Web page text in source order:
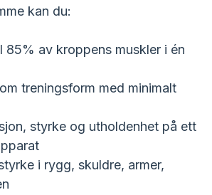
kan du:
85% av kroppens muskler i én
treningsform med minimalt
styrke og utholdenhet på ett
i rygg, skuldre, armer,